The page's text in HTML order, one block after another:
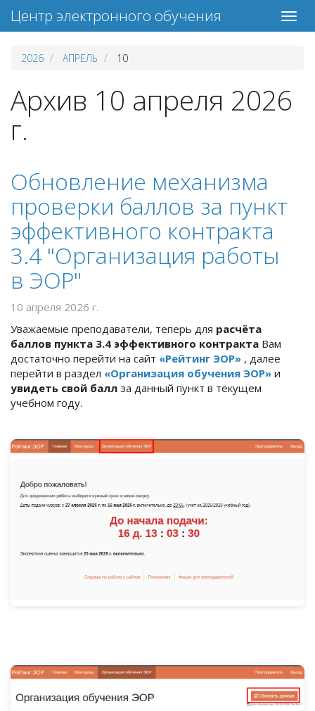
Центр электронного обучения
2026 АПРЕЛЬ 10
Архив 10 апреля 2026
г.
Обновление механизма
проверки баллов за пункт
эффективного контракта
3.4 "Организация работы
в ЭОР"
10 апреля 2026 г.
Уважаемые преподаватели, теперь для расчёта
баллов пункта 3.4 эффективного контракта Вам
достаточно перейти на сайт «Рейтинг ЭОР» , далее
перейти в раздел «Организация обучения ЭОР» и
увидеть свой балл за данный пункт в текущем
учебном году.